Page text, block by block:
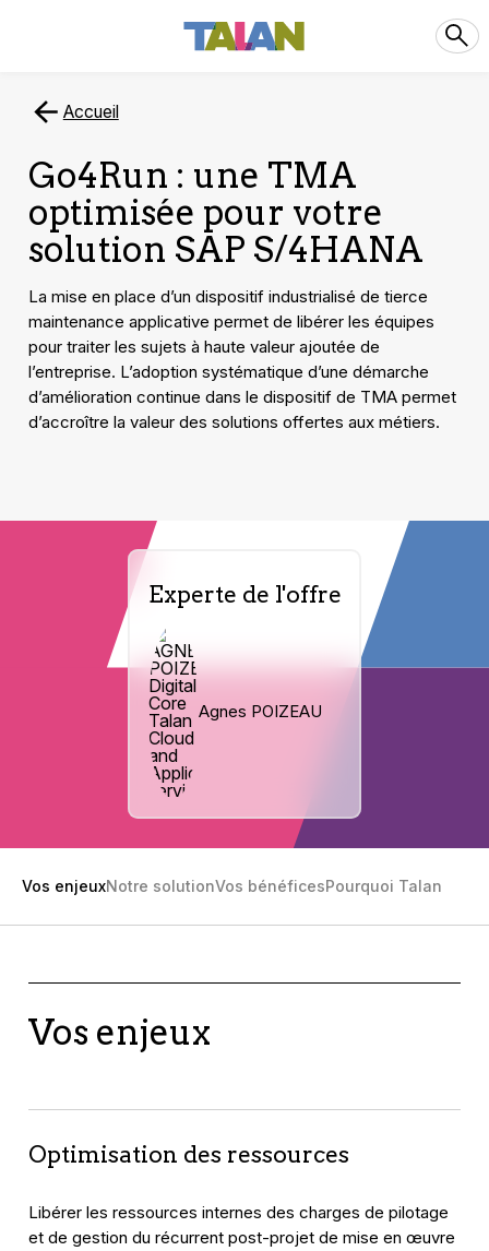
Accueil
Go4Run : une TMA
optimisée pour votre
solution SAP S/4HANA
La mise en place d’un dispositif industrialisé de tierce
maintenance applicative permet de libérer les équipes
pour traiter les sujets à haute valeur ajoutée de
l’entreprise. L’adoption systématique d’une démarche
d’amélioration continue dans le dispositif de TMA permet
d’accroître la valeur des solutions offertes aux métiers.
Experte de l'offre
Agnes POIZEAU
Vos enjeuxNotre solutionVos bénéficesPourquoi Talan
Vos enjeux
Optimisation des ressources
Libérer les ressources internes des charges de pilotage
et de gestion du récurrent post-projet de mise en œuvre